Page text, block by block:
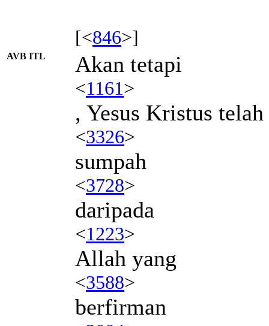
[<846>]
AVB ITL Akan tetapi
<1161>
, Yesus Kristus
<3326>
sumpah
<3728>
daripada
<1223>
Allah yang
<3588>
berfirman